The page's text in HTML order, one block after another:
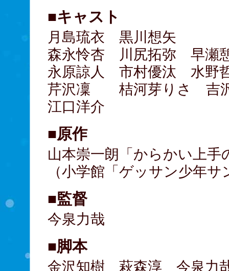
■キャスト
月島琉衣 黒川想矢
森永怜杏 川尻拓弥 早瀬
永原諒人 市村優汰 水野
芹沢凜 桔河芽りさ 吉
江口洋介
■原作
山本崇一朗「からかい上手
（小学館「ゲッサン少年
■監督
今泉力哉
■脚本
金沢知樹 萩森淳 今泉力